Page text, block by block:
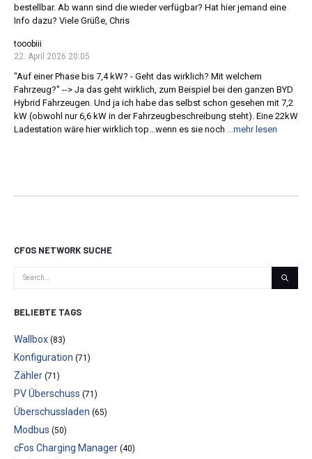
bestellbar. Ab wann sind die wieder verfügbar? Hat hier jemand eine
Info dazu? Viele Grüße, Chris
tooobiii
22. April 2026 20:05
"Auf einer Phase bis 7,4 kW? - Geht das wirklich? Mit welchem
Fahrzeug?" --> Ja das geht wirklich, zum Beispiel bei den ganzen BYD
Hybrid Fahrzeugen. Und ja ich habe das selbst schon gesehen mit 7,2
kW (obwohl nur 6,6 kW in der Fahrzeugbeschreibung steht). Eine 22kW
Ladestation wäre hier wirklich top...wenn es sie noch
...mehr lesen
CFOS NETWORK SUCHE
BELIEBTE TAGS
Wallbox (83)
Konfiguration (71)
Zähler (71)
PV Überschuss (71)
Überschussladen (65)
Modbus (50)
cFos Charging Manager (40)